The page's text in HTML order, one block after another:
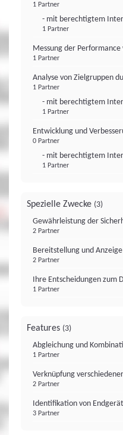
1 Partner
- mit berechtigtem
1 Partner
Messung der
1 Partner
Analyse von Zielgruppen
1 Partner
- mit berechtigtem
1 Partner
Entwicklung und
0 Partner
- mit berechtigtem
1 Partner
Spezielle Zwecke (3)
Gewährleistung der
2 Partner
Bereitstellung und
2 Partner
Ihre Entscheidungen zum
1 Partner
Features (3)
Abgleichung und
1 Partner
Verknüpfung
2 Partner
Identifikation von
3 Partner